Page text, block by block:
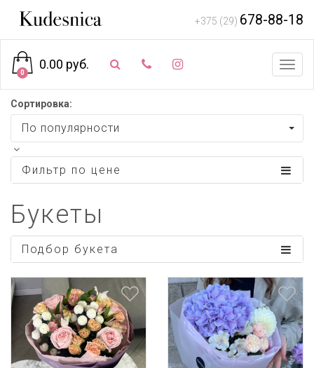
+375 (29) 678-88-18
0
0.00 руб.
Сортировка:
По популярности
Фильтр по цене
Букеты
Подбор букета